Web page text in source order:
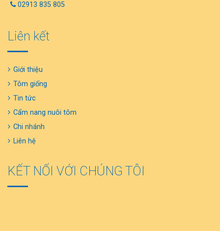
02913 835 805
Liên kết
Giới thiệu
Tôm giống
Tin tức
Cẩm nang nuôi tôm
Chi nhánh
Liên hệ
KẾT NỐI VỚI CHÚNG TÔI